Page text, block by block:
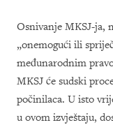
Osnivanje MKSJ-ja,
„onemogući ili
međunarodnim
MKSJ će sudski
počinilaca. U isto
u ovom izvještaju,